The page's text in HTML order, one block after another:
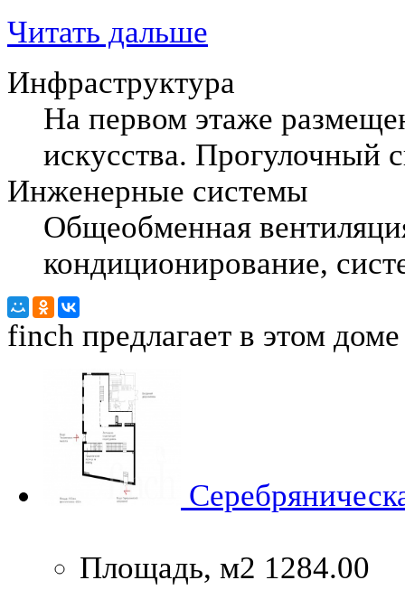
Читать дальше
Инфраструктура
На первом этаже
искусства. Прогулочный
Инженерные системы
Общеобменная
кондиционирование,
finch предлагает в этом доме
Площадь, м2 1284.00